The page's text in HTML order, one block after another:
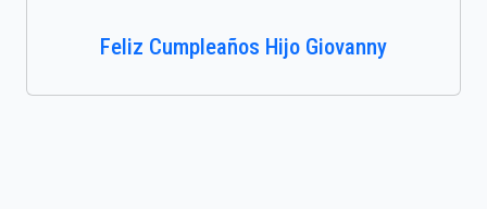
Feliz Cumpleaños Hijo Giovanny